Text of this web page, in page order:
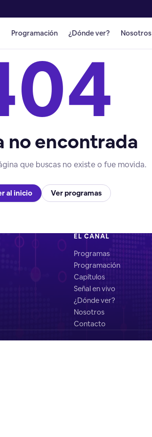
Programación ¿Dónde ver? Nosotros
no encontrada
que buscas no existe o fue movida.
al inicio Ver programas
EL CANAL
Programas
Programación
Capítulos
Señal en vivo
¿Dónde ver?
Nosotros
Contacto